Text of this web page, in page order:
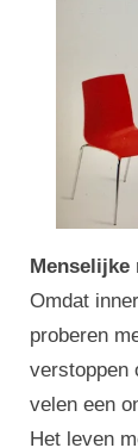
Omdat
proberen
verstoppen
velen een
Het leven